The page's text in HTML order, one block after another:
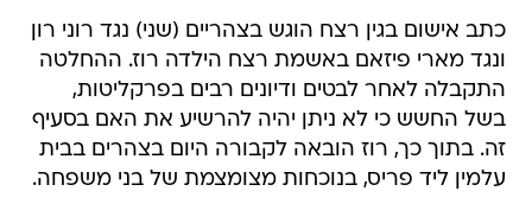
כתב אישום בגין רצח הוגש בצהריים (שני) נגד רוני רון
ונגד מארי פיזאם באשמת רצח הילדה רוז. ההחלטה
התקבלה לאחר לבטים ודיונים רבים בפרקליטות,
בשל החשש כי לא ניתן יהיה להרשיע את האם בסעיף
זה. בתוך כך, רוז הובאה לקבורה היום בצהרים בבית
עלמין ליד פריס, בנוכחות מצומצמת של בני משפחה.